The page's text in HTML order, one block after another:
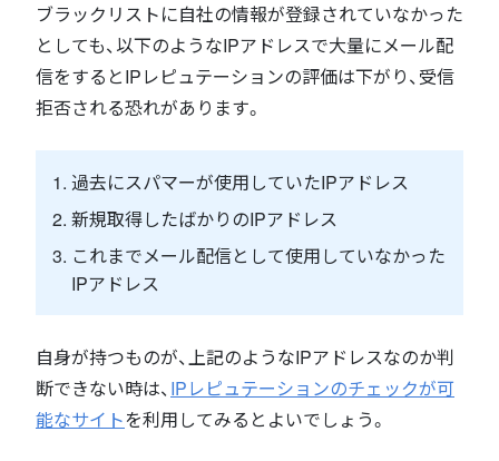
ブラックリストに自社の情報が登録されていなかった
としても、以下のようなIPアドレスで大量にメール配
信をするとIPレピュテーションの評価は下がり、受信
拒否される恐れがあります。
過去にスパマーが使用していたIPアドレス
新規取得したばかりのIPアドレス
これまでメール配信として使用していなかった
IPアドレス
自身が持つものが、上記のようなIPアドレスなのか判
断できない時は、IPレピュテーションのチェックが可
能なサイトを利用してみるとよいでしょう。